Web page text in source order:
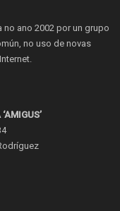
ano 2002 por un grupo
no uso de novas